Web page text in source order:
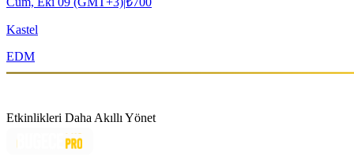
Kastel
EDM
Etkinlikleri Daha Akıllı Yönet